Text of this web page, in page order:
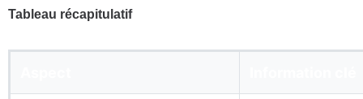
Tableau récapitulatif